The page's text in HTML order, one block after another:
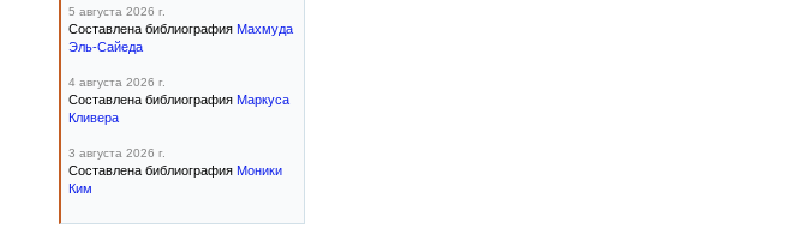
5 августа 2026 г.
Составлена библиография Махмуда
Эль-Сайеда
4 августа 2026 г.
Составлена библиография Маркуса
Кливера
3 августа 2026 г.
Составлена библиография Моники
Ким